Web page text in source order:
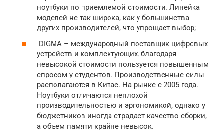
ноутбуки по приемлемой стоимости. Линейка
моделей не так широка, как у большинства
других производителей, что упрощает выбор;
DIGMA – международный поставщик цифровых
устройств и комплектующих, благодаря
невысокой стоимости пользуется повышенным
спросом у студентов. Производственные силы
располагаются в Китае. На рынке с 2005 года.
Ноутбуки отличаются неплохой
производительностью и эргономикой, однако у
бюджетников иногда страдает качество сборки,
а объем памяти крайне невысок.